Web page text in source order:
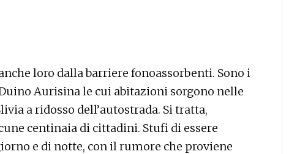
loro dalla barriere fonoassorbenti. Sono i
Aurisina le cui abitazioni sorgono nelle
a ridosso dell’autostrada. Si tratta,
centinaia di cittadini. Stufi di essere
e di notte, con il rumore che proviene